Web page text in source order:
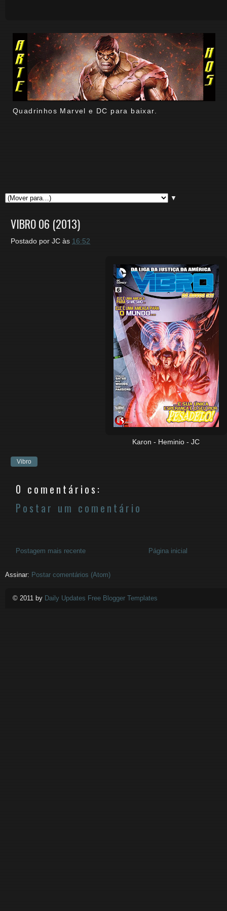
Quadrinhos Marvel e DC para baixar.
▼
VIBRO 06 (2013)
Postado por JC às 16:52
Karon - Heminio - JC
Vibro
0 comentários:
Postar um comentário
Postagem mais recente Página inicial
Assinar: Postar comentários (Atom)
© 2011 by Daily Updates Free Blogger Templates